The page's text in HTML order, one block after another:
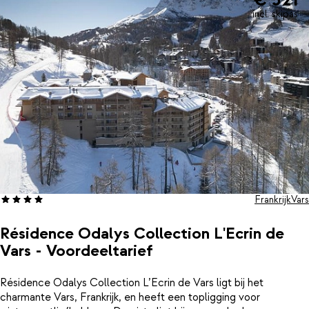
incl. skipas
Résidence Odalys Collection L'Ecrin de
Vars - Voordeeltarief
FrankrijkVars
Résidence Odalys Collection L’Ecrin de Vars ligt bij het
charmante Vars, Frankrijk, en heeft een topligging voor